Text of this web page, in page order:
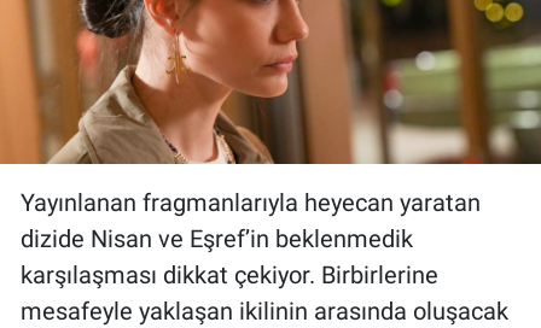
Yayınlanan fragmanlarıyla heyecan yaratan
dizide Nisan ve Eşref’in beklenmedik
karşılaşması dikkat çekiyor. Birbirlerine
mesafeyle yaklaşan ikilinin arasında oluşacak